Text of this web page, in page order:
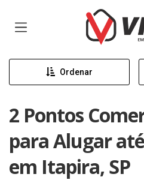
Página
Ordenar
2 Pontos
para Alugar
em Itapira, SP